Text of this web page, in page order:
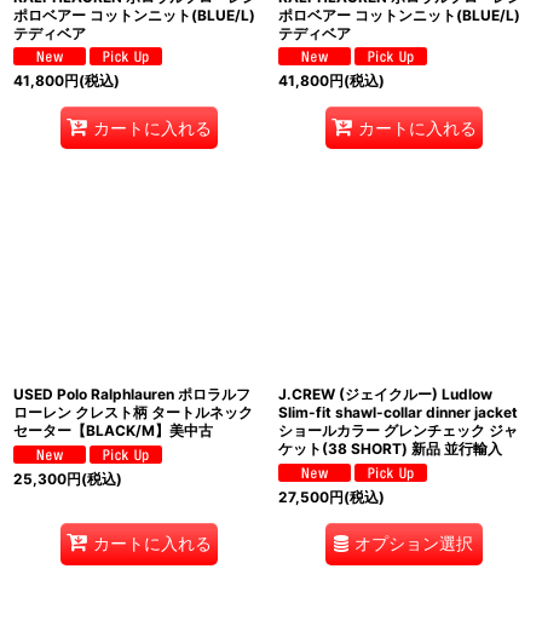
ポロベアー コットンニット(BLUE/L)
テディベア
41,800円(税込)
カートに入れる
ポロベアー コットンニット(BLUE/L)
テディベア
41,800円(税込)
カートに入れる
USED Polo Ralphlauren ポロラルフ
ローレン クレスト柄 タートルネック
セーター【BLACK/M】美中古
25,300円(税込)
カートに入れる
J.CREW (ジェイクルー) Ludlow
Slim-fit shawl-collar dinner jacket
ショールカラー グレンチェック ジャ
ケット(38 SHORT) 新品 並行輸入
27,500円(税込)
オプション選択